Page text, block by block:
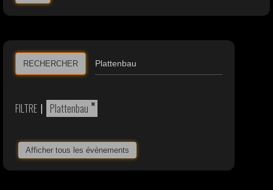
RECHERCHER
FILTRE | ×
Plattenbau
Afficher tous les évènements